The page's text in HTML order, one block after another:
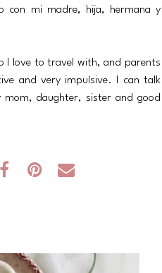
con mi madre, hija, hermana y
I love to travel with, and parents
and very impulsive. I can talk
daughter, sister and good